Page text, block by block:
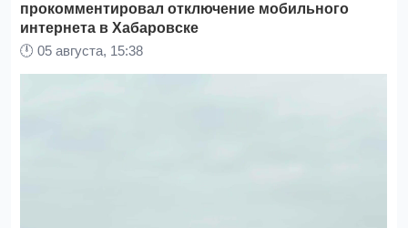
прокомментировал отключение мобильного
интернета в Хабаровске
🕛05 августа, 15:38